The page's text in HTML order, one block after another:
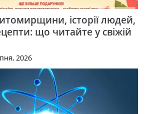
історії людей,
що читайте у свіжій
2026